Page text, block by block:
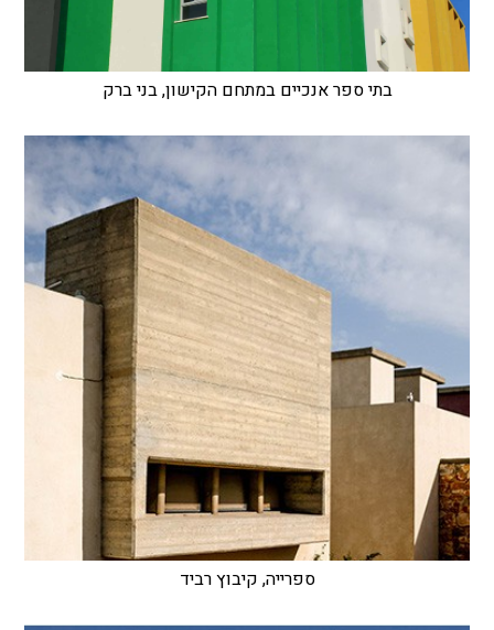
בתי ספר אנכיים במתחם הקישון, בני ברק
ספרייה, קיבוץ רביד